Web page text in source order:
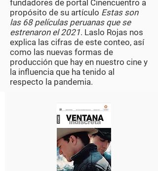
fundadores de portal Cinencuentro a
propósito de su artículo Estas son
las 68 películas peruanas que se
estrenaron el 2021. Laslo Rojas nos
explica las cifras de este conteo, así
como las nuevas formas de
producción que hay en nuestro cine y
la influencia que ha tenido al
respecto la pandemia.